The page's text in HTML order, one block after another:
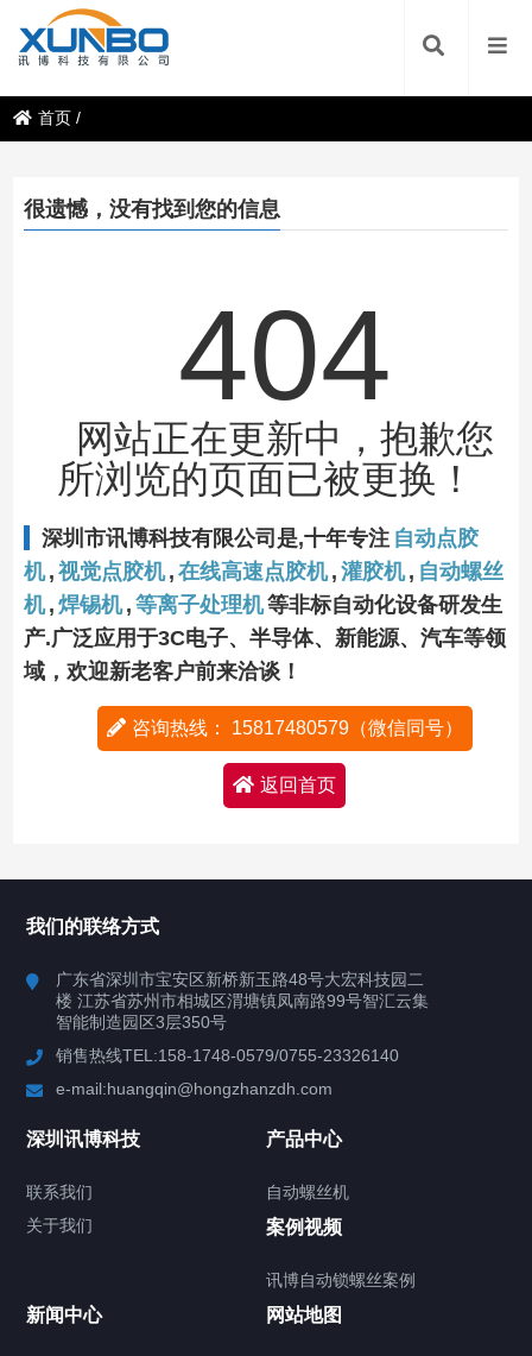
首页 /
很遗憾，没有找到您的信息
404
网站正在更新中，抱歉您
所浏览的页面已被更换！
深圳市讯博科技有限公司是,十年专注 自动点胶
机 , 视觉点胶机 , 在线高速点胶机 , 灌胶机 , 自动螺丝
机 , 焊锡机 , 等离子处理机等非标自动化设备研发生
产.广泛应用于3C电子、半导体、新能源、汽车等领
域，欢迎新老客户前来洽谈！
咨询热线： 15817480579（微信同号）
返回首页
我们的联络方式
广东省深圳市宝安区新桥新玉路48号大宏科技园二
楼 江苏省苏州市相城区渭塘镇凤南路99号智汇云集
智能制造园区3层350号
销售热线TEL:158-1748-0579/0755-23326140
e-mail:huangqin@hongzhanzdh.com
深圳讯博科技
联系我们
关于我们
产品中心
自动螺丝机
案例视频
讯博自动锁螺丝案例
新闻中心 网站地图